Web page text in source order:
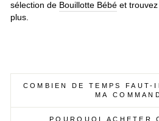
sélection de Bouillotte Bébé et
plus.
COMBIEN DE TEMPS FAUT-
MA
POURQUOI ACHETER